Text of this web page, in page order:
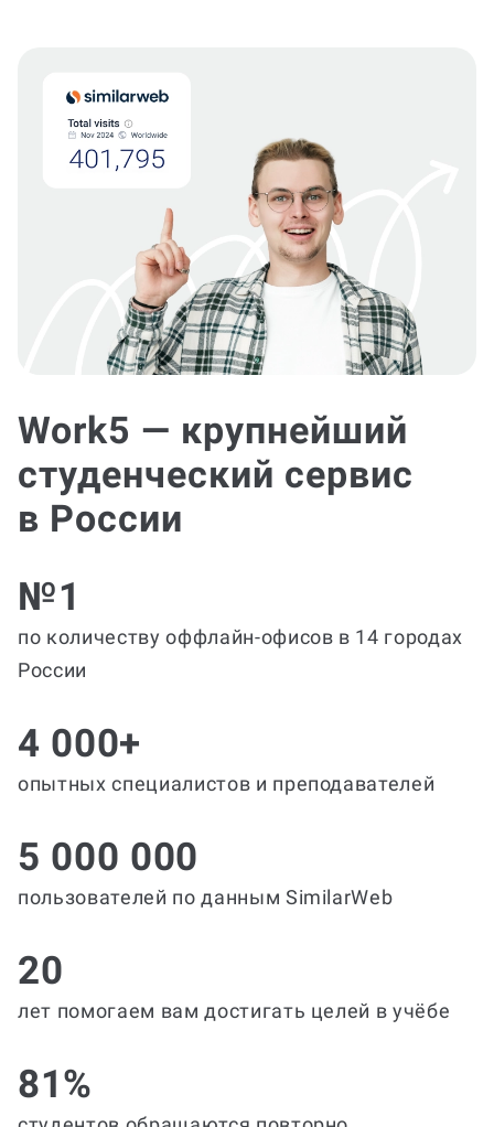
Work5 — крупнейший
студенческий сервис
в России
№1
по количеству оффлайн-офисов в 14 городах
России
4 000+
опытных специалистов и преподавателей
5 000 000
пользователей по данным SimilarWeb
20
лет помогаем вам достигать целей в учёбе
81%